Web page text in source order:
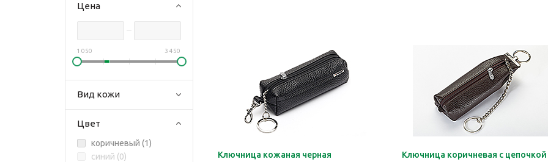
Цена
1 050 3 450
Вид кожи
Цвет
коричневый (1)
синий (0)
Ключница кожаная черная Ключница коричневая с цепочкой